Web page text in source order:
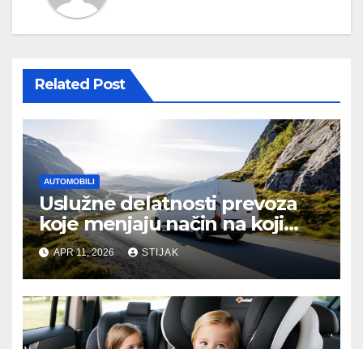
Related Post
AUTOMOBILI
Uslužne delatnosti prevoza
koje menjaju način na koji
putujemo
APR 11, 2026 STIJAK